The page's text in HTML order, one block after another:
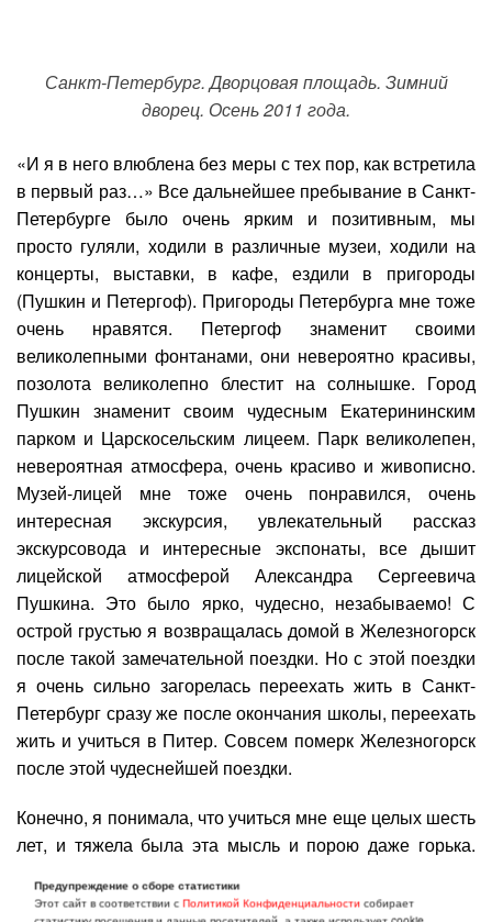
Санкт-Петербург. Дворцовая площадь. Зимний
дворец. Осень 2011 года.
«И я в него влюблена без меры с тех пор, как встретила
в первый раз…» Все дальнейшее пребывание в Санкт-
Петербурге было очень ярким и позитивным, мы
просто гуляли, ходили в различные музеи, ходили на
концерты, выставки, в кафе, ездили в пригороды
(Пушкин и Петергоф). Пригороды Петербурга мне тоже
очень нравятся. Петергоф знаменит своими
великолепными фонтанами, они невероятно красивы,
позолота великолепно блестит на солнышке. Город
Пушкин знаменит своим чудесным Екатерининским
парком и Царскосельским лицеем. Парк великолепен,
невероятная атмосфера, очень красиво и живописно.
Музей-лицей мне тоже очень понравился, очень
интересная экскурсия, увлекательный рассказ
экскурсовода и интересные экспонаты, все дышит
лицейской атмосферой Александра Сергеевича
Пушкина. Это было ярко, чудесно, незабываемо! С
острой грустью я возвращалась домой в Железногорск
после такой замечательной поездки. Но с этой поездки
я очень сильно загорелась переехать жить в Санкт-
Петербург сразу же после окончания школы, переехать
жить и учиться в Питер. Совсем померк Железногорск
после этой чудеснейшей поездки.
Конечно, я понимала, что учиться мне еще целых шесть
лет, и тяжела была эта мысль и порою даже горька.
поехать в Петербург, еще раз насладиться всем этим
Предупреждение о сборе статистики
Этот сайт в соответствии сПолитикой Конфиденциальности собирает